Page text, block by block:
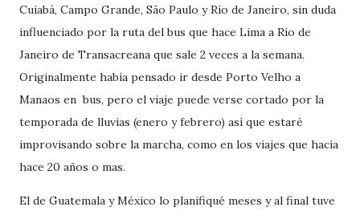
Cuiabá, Campo Grande, São Paulo y Río de Janeiro, sin duda
influenciado por la ruta del bus que hace Lima a Río de
Janeiro de Transacreana que sale 2 veces a la semana.
Originalmente había pensado ir desde Porto Velho a
Manaos en bus, pero el viaje puede verse cortado por la
temporada de lluvias (enero y febrero) así que estaré
improvisando sobre la marcha, como en los viajes que hacía
hace 20 años o mas.
El de Guatemala y México lo planifiqué meses y al final tuve